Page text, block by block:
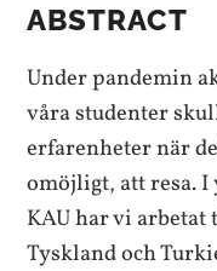
ABSTRACT
Under pandemin
våra studenter
erfarenheter när
omöjligt, att resa.
KAU har vi
Tyskland och